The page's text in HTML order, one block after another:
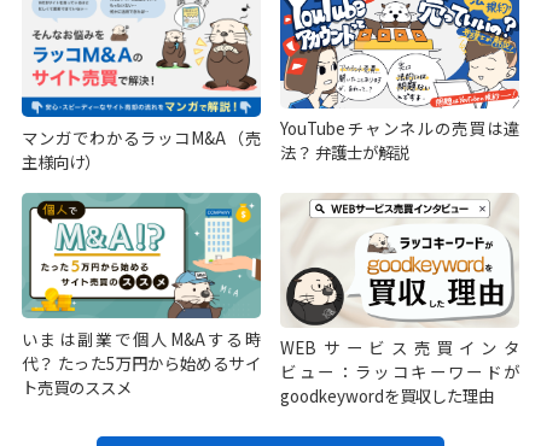
マンガでわかるラッコM&A（売
主様向け）
YouTubeチャンネルの売買は違
法？ 弁護士が解説
いまは副業で個人M&Aする時
代？ たった5万円から始めるサイ
ト売買のススメ
WEBサービス売買インタ
ビュー：ラッコキーワードが
goodkeywordを買収した理由